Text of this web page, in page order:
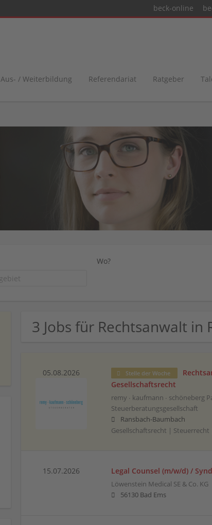
beck-online
Aus- / Weiterbildung Referendariat Ratgeber
Wo?
3 Jobs für Rechtsanwalt in
05.08.2026 Stelle der Woche
Gesellschaftsrecht
remy ∙ kaufmann ∙ schöneberg
Steuerberatungsgesellschaft
Ransbach-Baumbach
Gesellschaftsrecht |
15.07.2026 Legal Counsel (m/w/d) /
Löwenstein Medical SE & Co. KG
56130 Bad Ems